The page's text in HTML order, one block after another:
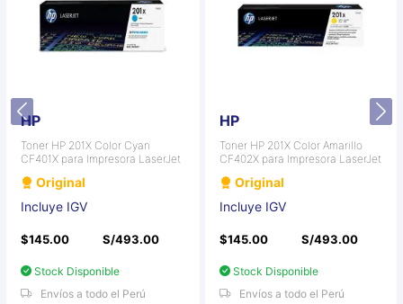
HP
Toner HP 201X Color Cyan
CF401X para Impresora LaserJet
Original
Incluye IGV
$145.00 S/493.00
Stock Disponible
Envíos a todo el Perú
HP
Toner HP 201X Color Amarillo
CF402X para Impresora LaserJet
Original
Incluye IGV
$145.00 S/493.00
Stock Disponible
Envíos a todo el Perú